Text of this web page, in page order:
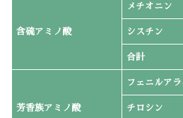
含硫アミノ酸
メチオニン
シスチン
合計
芳香族アミノ酸
フェニルアラ
チロシン